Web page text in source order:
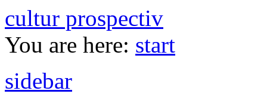
cultur prospectiv
You are here: start
sidebar